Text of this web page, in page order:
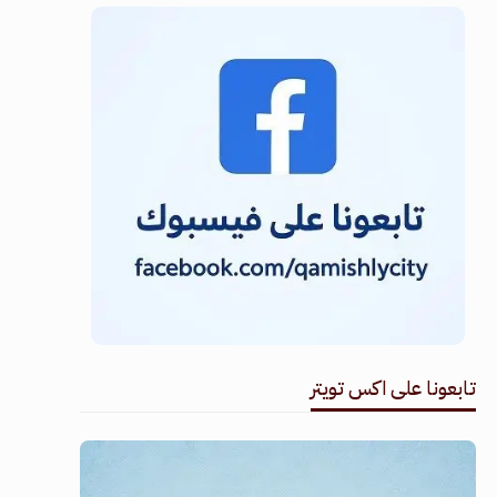
تابعونا على اكس تويتر